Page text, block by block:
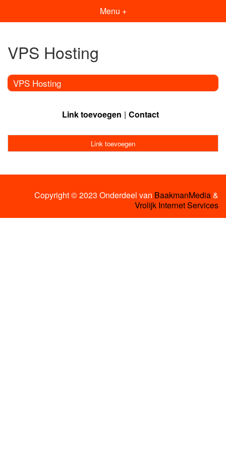
Menu +
VPS Hosting
VPS Hosting
Link toevoegen Contact
Link toevoegen
Copyright © 2023 Onderdeel van BaakmanMedia&
Vrolijk Internet Services